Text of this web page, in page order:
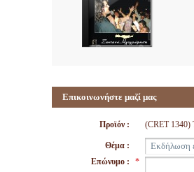
Επικοινωνήστε μαζί μας
Προϊόν : (CRET
Θέμα :
Επώνυμο :
*